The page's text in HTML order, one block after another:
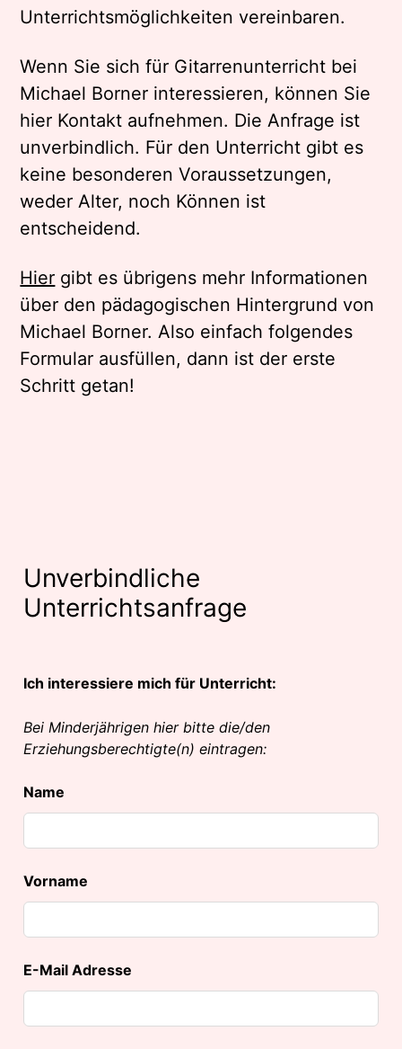
Unterrichtsmöglichkeiten vereinbaren.
Wenn Sie sich für Gitarrenunterricht bei
Michael Borner interessieren, können Sie
hier Kontakt aufnehmen. Die Anfrage ist
unverbindlich. Für den Unterricht gibt es
keine besonderen Voraussetzungen,
weder Alter, noch Können ist
entscheidend.
Hier gibt es übrigens mehr Informationen
über den pädagogischen Hintergrund von
Michael Borner. Also einfach folgendes
Formular ausfüllen, dann ist der erste
Schritt getan!
leer
Unverbindliche
Unterrichtsanfrage
Ich interessiere mich für Unterricht:
Bei Minderjährigen hier bitte die/den
Erziehungsberechtigte(n) eintragen:
Name
Vorname
E-Mail Adresse